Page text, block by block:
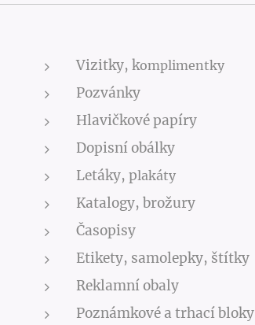
Vizitky, komplimentky
Pozvánky
Hlavičkové papíry
Dopisní obálky
Letáky, plakáty
Katalogy, brožury
Časopisy
Etikety, samolepky, štítky
Reklamní obaly
Poznámkové a trhací bloky